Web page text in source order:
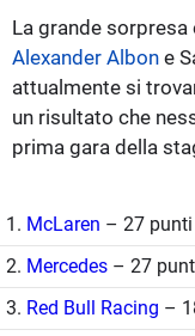
La grande
Alexander Albon e
attualmente si
un risultato che
prima gara della
1. McLaren – 27 punti
2. Mercedes – 27
3. Red Bull Racing –